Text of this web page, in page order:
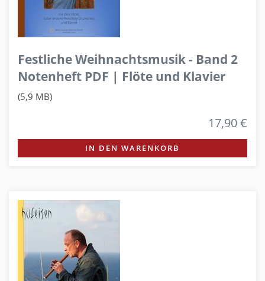
Festliche Weihnachtsmusik - Band 2
Notenheft PDF | Flöte und Klavier
(5,9 MB)
17,90 €
IN DEN WARENKORB